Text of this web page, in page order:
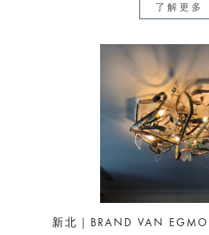
了解更多
新北｜BRAND VAN